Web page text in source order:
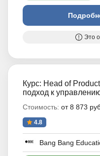
Это
Курс: Head of
подход к
Стоимость: от 8 873
4.8
Bang Bang